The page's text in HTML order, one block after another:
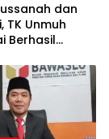
dan
TK Unmuh
Berhasil